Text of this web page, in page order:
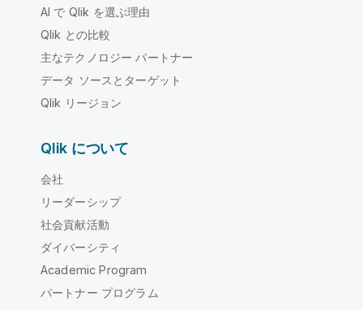
AI で Qlik を選ぶ理由
Qlik との比較
主なテクノロジー パートナー
データ ソースとターゲット
Qlik リージョン
Qlik について
会社
リーダーシップ
社会貢献活動
ダイバーシティ
Academic Program
パートナー プログラム